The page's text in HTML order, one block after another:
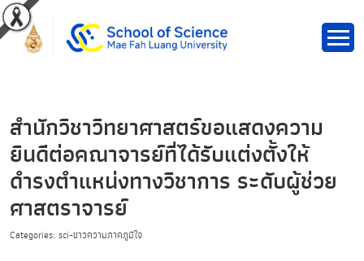
สำนักวิชาวิทยาศาสตร์ขอแสดงความ
ยินดีต่อคณาจารย์ที่ได้รับแต่งตั้งให้
ดำรงตำแหน่งทางวิชาการ ระดับผู้ช่วย
ศาสตราจารย์
Categories: sci-ข่าวความภาคภูมิใจ